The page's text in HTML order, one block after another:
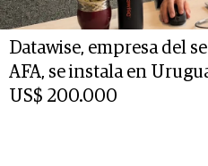
Datawise, empresa del
AFA, se instala en
US$ 200.000